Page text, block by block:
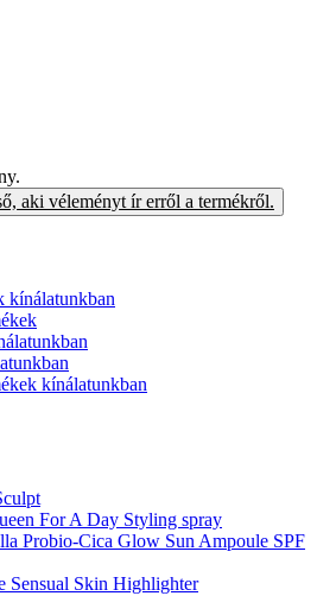
aki véleményt ír erről a termékről.
kínálatunkban
kínálatunkban
For A Day Styling spray
Probio-Cica Glow Sun Ampoule SPF
Sensual Skin Highlighter